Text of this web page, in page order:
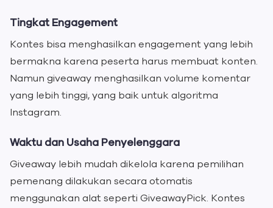
Tingkat Engagement
Kontes bisa menghasilkan engagement yang lebih
bermakna karena peserta harus membuat konten.
Namun giveaway menghasilkan volume komentar
yang lebih tinggi, yang baik untuk algoritma
Instagram.
Waktu dan Usaha Penyelenggara
Giveaway lebih mudah dikelola karena pemilihan
pemenang dilakukan secara otomatis
menggunakan alat seperti GiveawayPick. Kontes